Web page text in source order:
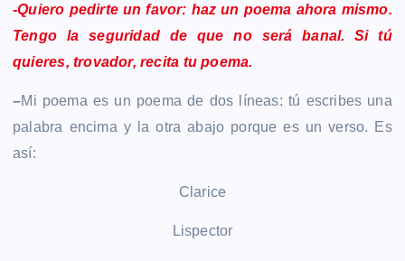
-Quiero pedirte un favor: haz un poema ahora mismo.
Tengo la seguridad de que no será banal. Si tú
quieres, trovador, recita tu poema.
–Mi poema es un poema de dos líneas: tú escribes una
palabra encima y la otra abajo porque es un verso. Es
así:
Clarice
Lispector